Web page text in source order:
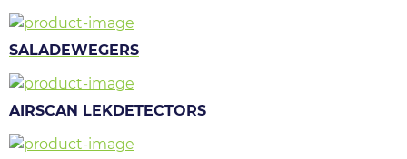
SALADEWEGERS
AIRSCAN LEKDETECTORS